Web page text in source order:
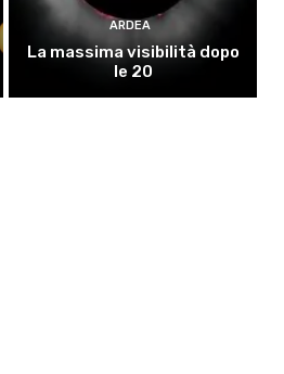
ARDEA
La massima visibilità dopo
le 20